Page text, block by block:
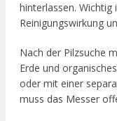
hinterlassen. Wichtig
Reinigungswirkung
Nach der Pilzsuche
Erde und
oder mit einer
muss das Messer